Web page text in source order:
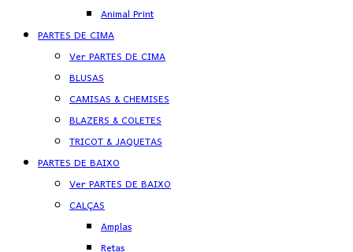
Animal Print
PARTES DE CIMA
Ver PARTES DE CIMA
BLUSAS
CAMISAS & CHEMISES
BLAZERS & COLETES
TRICOT & JAQUETAS
PARTES DE BAIXO
Ver PARTES DE BAIXO
CALÇAS
Amplas